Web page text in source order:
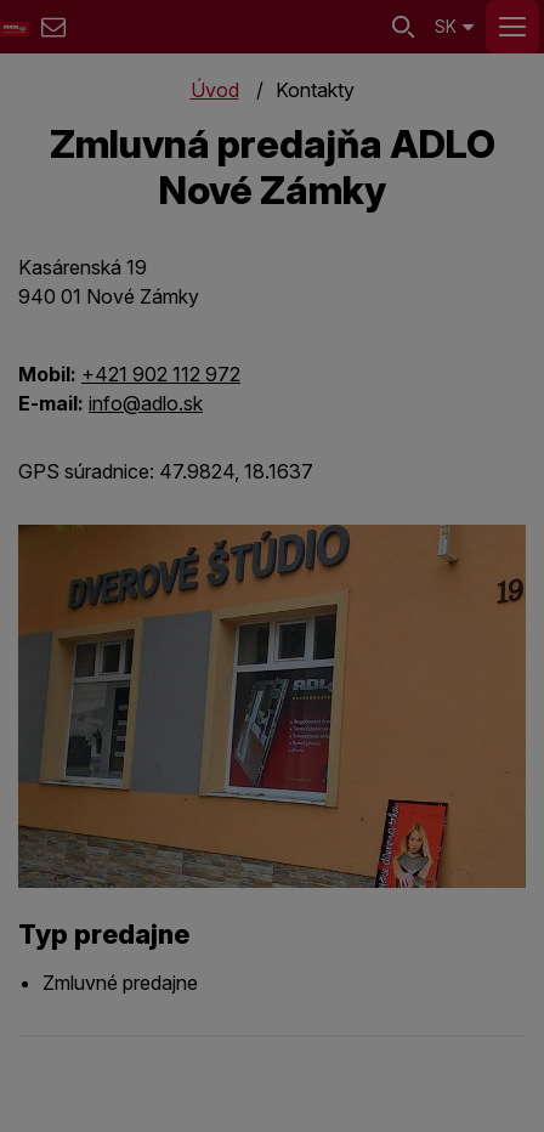
SK
Úvod Kontakty
Zmluvná predajňa ADLO
Nové Zámky
Kasárenská 19
940 01 Nové Zámky
Mobil: +421 902 112 972
E-mail: info@adlo.sk
GPS súradnice: 47.9824, 18.1637
Typ predajne
Zmluvné predajne